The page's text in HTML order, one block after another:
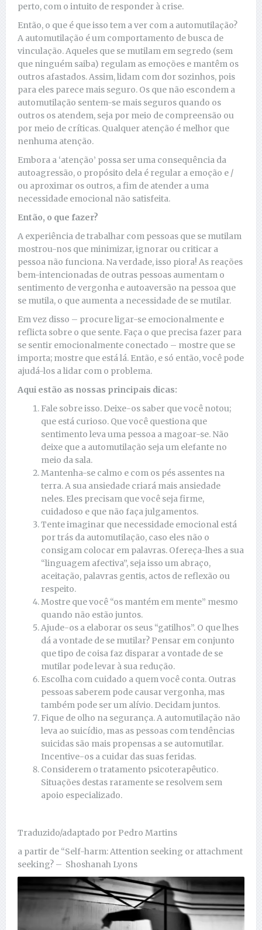
perto, com o intuito de responder à crise.
Então, o que é que isso tem a ver com a automutilação?
A automutilação é um comportamento de busca de
vinculação. Aqueles que se mutilam em segredo (sem
que ninguém saiba) regulam as emoções e mantêm os
outros afastados. Assim, lidam com dor sozinhos, pois
para eles parece mais seguro. Os que não escondem a
automutilação sentem-se mais seguros quando os
outros os atendem, seja por meio de compreensão ou
por meio de críticas. Qualquer atenção é melhor que
nenhuma atenção.
Embora a ‘atenção’ possa ser uma consequência da
autoagressão, o propósito dela é regular a emoção e /
ou aproximar os outros, a fim de atender a uma
necessidade emocional não satisfeita.
Então, o que fazer?
A experiência de trabalhar com pessoas que se mutilam
mostrou-nos que minimizar, ignorar ou criticar a
pessoa não funciona. Na verdade, isso piora! As reações
bem-intencionadas de outras pessoas aumentam o
sentimento de vergonha e autoaversão na pessoa que
se mutila, o que aumenta a necessidade de se mutilar.
Em vez disso – procure ligar-se emocionalmente e
reflicta sobre o que sente. Faça o que precisa fazer para
se sentir emocionalmente conectado – mostre que se
importa; mostre que está lá. Então, e só então, você pode
ajudá-los a lidar com o problema.
Aqui estão as nossas principais dicas:
Fale sobre isso. Deixe-os saber que você notou;
que está curioso. Que você questiona que
sentimento leva uma pessoa a magoar-se. Não
deixe que a automutilação seja um elefante no
meio da sala.
Mantenha-se calmo e com os pés assentes na
terra. A sua ansiedade criará mais ansiedade
neles. Eles precisam que você seja firme,
cuidadoso e que não faça julgamentos.
Tente imaginar que necessidade emocional está
por trás da automutilação, caso eles não o
consigam colocar em palavras. Ofereça-lhes a sua
“linguagem afectiva”, seja isso um abraço,
aceitação, palavras gentis, actos de reflexão ou
respeito.
Mostre que você “os mantém em mente” mesmo
quando não estão juntos.
Ajude-os a elaborar os seus “gatilhos”. O que lhes
dá a vontade de se mutilar? Pensar em conjunto
que tipo de coisa faz disparar a vontade de se
mutilar pode levar à sua redução.
Escolha com cuidado a quem você conta. Outras
pessoas saberem pode causar vergonha, mas
também pode ser um alívio. Decidam juntos.
Fique de olho na segurança. A automutilação não
leva ao suicídio, mas as pessoas com tendências
suicidas são mais propensas a se automutilar.
Incentive-os a cuidar das suas feridas.
Considerem o tratamento psicoterapêutico.
Situações destas raramente se resolvem sem
apoio especializado.
Traduzido/adaptado por Pedro Martins
a partir de “Self-harm: Attention seeking or attachment
seeking? – Shoshanah Lyons